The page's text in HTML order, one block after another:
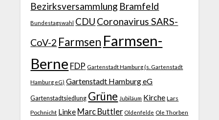
Bezirksversammlung Bramfeld
Bundestagswahl CDU Coronavirus SARS-
CoV-2 Farmsen Farmsen-
Berne FDP Gartenstadt Hamburg (s. Gartenstadt
Hamburg eG) Gartenstadt Hamburg eG
Gartenstadtsiedlung Grüne Jubiläum Kirche Lars
Pochnicht Linke Marc Buttler Oldenfelde Ole Thorben